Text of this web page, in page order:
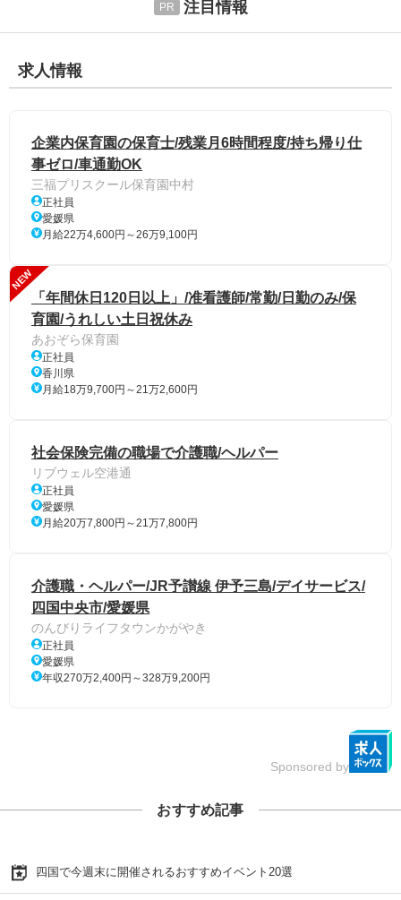
注目情報
求人情報
企業内保育園の保育士/残業月6時間程度/持ち帰り仕
事ゼロ/車通勤OK
三福プリスクール保育園中村
正社員
愛媛県
月給22万4,600円～26万9,100円
NEW
「年間休日120日以上」/准看護師/常勤/日勤のみ/保
育園/うれしい土日祝休み
あおぞら保育園
正社員
香川県
月給18万9,700円～21万2,600円
社会保険完備の職場で介護職/ヘルパー
リブウェル空港通
正社員
愛媛県
月給20万7,800円～21万7,800円
介護職・ヘルパー/JR予讃線 伊予三島/デイサービス/
四国中央市/愛媛県
のんびりライフタウンかがやき
正社員
愛媛県
年収270万2,400円～328万9,200円
Sponsored by
おすすめ記事
四国で今週末に開催されるおすすめイベント20選